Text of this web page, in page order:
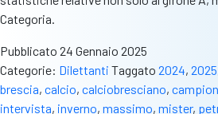
Categoria.
Pubblicato 24 Gennaio 2025
Categorie: Dilettanti Taggato 2024, 2025
brescia, calcio, calciobresciano,
intervista, inverno, massimo, mister,